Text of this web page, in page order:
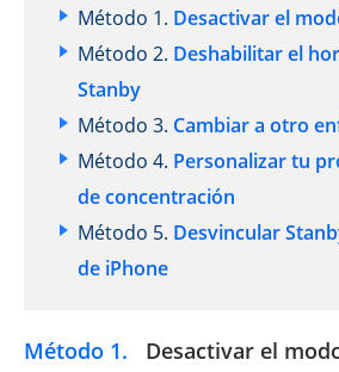
Método 1. Desactivar el
Método 2. Deshabilitar el
Stanby
Método 3. Cambiar a otro
Método 4. Personalizar tu
de concentración
Método 5. Desvincular
de iPhone
Método 1. Desactivar el